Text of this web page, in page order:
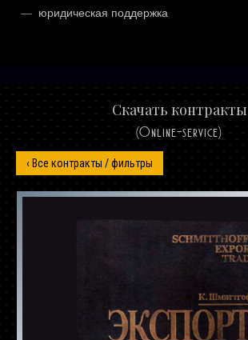
юридическая поддержка
Скачать контракты
(Online-service)